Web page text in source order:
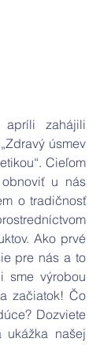
zahájili
úsmev
Cieľom
u nás
o tradičnosť
Ako prvé
pre nás a to
sme výrobou
začiatok! Čo
Dozviete
ukážka našej